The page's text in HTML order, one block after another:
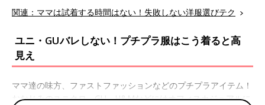
関連：ママは試着する時間はない！失敗しない洋服選びテク
ユニ・GUバレしない！プチプラ服はこう着ると高
見え
ママ達の味方、ファストファッションなどのプチプラアイテム！
おなじみのユニクロ、GU、H&Mなどにはオフィスカジュアルに